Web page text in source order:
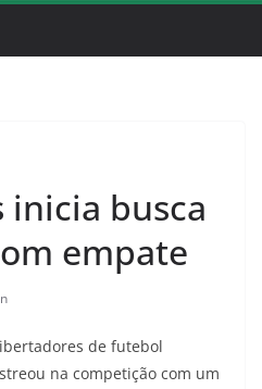
busca
empate
de futebol
na competição com um